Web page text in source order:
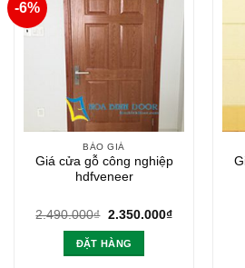
-6%
BÁO GIÁ
Giá cửa gỗ công nghiệp
hdfveneer
2.490.000₫ Giá
là:
2.490.000₫.
2.350.000₫Giá
ĐẶT HÀNG